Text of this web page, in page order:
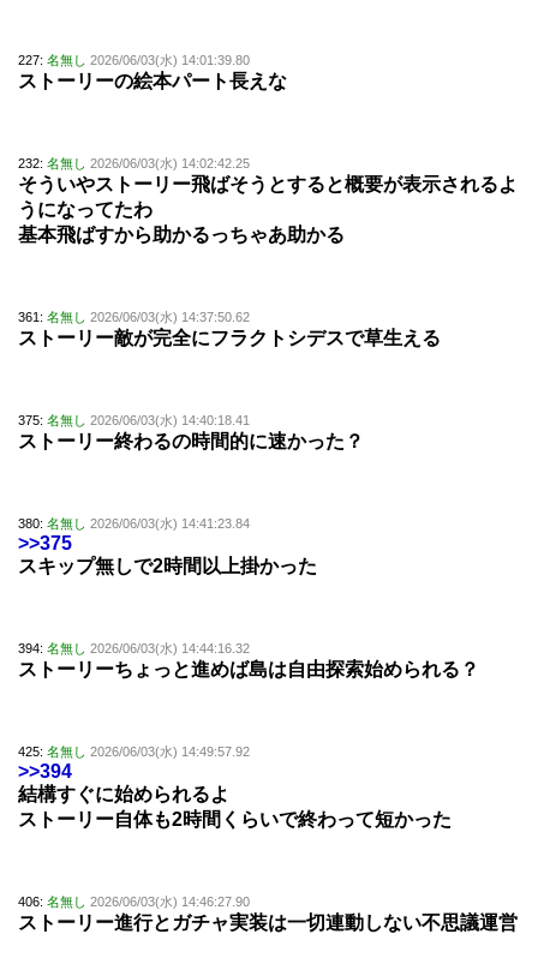
227: 名無し 2026/06/03(水) 14:01:39.80
ストーリーの絵本パート長えな
232: 名無し 2026/06/03(水) 14:02:42.25
そういやストーリー飛ばそうとすると概要が表示されるよ
うになってたわ
基本飛ばすから助かるっちゃあ助かる
361: 名無し 2026/06/03(水) 14:37:50.62
ストーリー敵が完全にフラクトシデスで草生える
375: 名無し 2026/06/03(水) 14:40:18.41
ストーリー終わるの時間的に速かった？
380: 名無し 2026/06/03(水) 14:41:23.84
>>375
スキップ無しで2時間以上掛かった
394: 名無し 2026/06/03(水) 14:44:16.32
ストーリーちょっと進めば島は自由探索始められる？
425: 名無し 2026/06/03(水) 14:49:57.92
>>394
結構すぐに始められるよ
ストーリー自体も2時間くらいで終わって短かった
406: 名無し 2026/06/03(水) 14:46:27.90
ストーリー進行とガチャ実装は一切連動しない不思議運営